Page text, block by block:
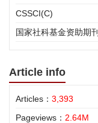
CSSCI(C)
国家社科基金资助期刊
Article info
Articles： 3,393
Pageviews： 2.64M